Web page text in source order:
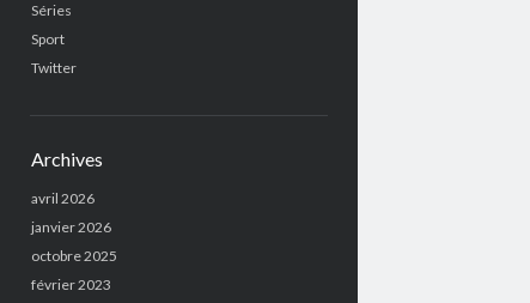
Séries
Sport
Twitter
Archives
avril 2026
janvier 2026
octobre 2025
février 2023